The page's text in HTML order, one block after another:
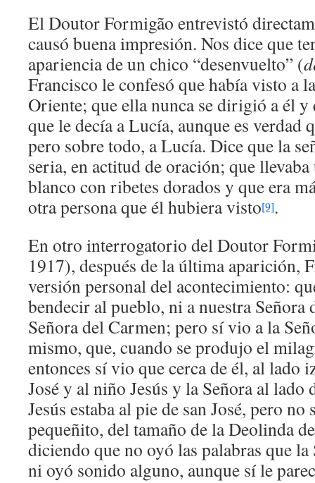
El Doutor Formigão entrevistó
causó buena impresión. Nos dice que
apariencia de un chico “desenvuelto” (
Francisco le confesó que había visto a
Oriente; que ella nunca se dirigió a él
que le decía a Lucía, aunque es verdad
pero sobre todo, a Lucía. Dice que la
seria, en actitud de oración; que
blanco con ribetes dorados y que era
otra persona que él hubiera visto[9].
En otro interrogatorio del Doutor
1917), después de la última aparición,
versión personal del acontecimiento:
bendecir al pueblo, ni a nuestra Señora
Señora del Carmen; pero sí vio a la
mismo, que, cuando se produjo el
entonces sí vio que cerca de él, al lado
José y al niño Jesús y la Señora al
Jesús estaba al pie de san José, pero
pequeñito, del tamaño de la Deolinda
diciendo que no oyó las palabras que
ni oyó sonido alguno, aunque sí le